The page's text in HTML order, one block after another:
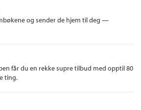
og sender de hjem til deg —
får du en rekke supre tilbud med opptil 80
ting.